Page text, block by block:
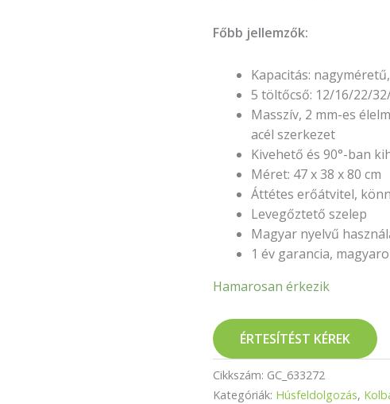
Főbb jellemzők:
Kapacitás:
5 töltőcső: 12/16/22/
Masszív, 2 mm-es
acél szerkezet
Kivehető és 90°-ban
Méret: 47 x 38 x 80 cm
Áttétes erőátvitel,
Levegőztető szelep
Magyar nyelvű
1 év garancia,
Hamarosan érkezik
ÉRTESÍTÉST KÉREK
Cikkszám: GC_633272
Kategóriák: Húsfeldolgozás,